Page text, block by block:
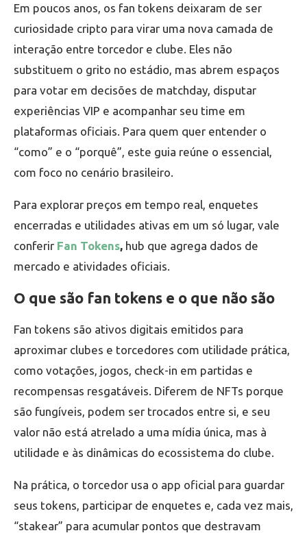
Em poucos anos, os fan tokens deixaram de ser
curiosidade cripto para virar uma nova camada de
interação entre torcedor e clube. Eles não
substituem o grito no estádio, mas abrem espaços
para votar em decisões de matchday, disputar
experiências VIP e acompanhar seu time em
plataformas oficiais. Para quem quer entender o
“como” e o “porquê”, este guia reúne o essencial,
com foco no cenário brasileiro.
Para explorar preços em tempo real, enquetes
encerradas e utilidades ativas em um só lugar, vale
conferir Fan Tokens, hub que agrega dados de
mercado e atividades oficiais.
O que são fan tokens e o que não são
Fan tokens são ativos digitais emitidos para
aproximar clubes e torcedores com utilidade prática,
como votações, jogos, check-in em partidas e
recompensas resgatáveis. Diferem de NFTs porque
são fungíveis, podem ser trocados entre si, e seu
valor não está atrelado a uma mídia única, mas à
utilidade e às dinâmicas do ecossistema do clube.
Na prática, o torcedor usa o app oficial para guardar
seus tokens, participar de enquetes e, cada vez mais,
“stakear” para acumular pontos que destravam